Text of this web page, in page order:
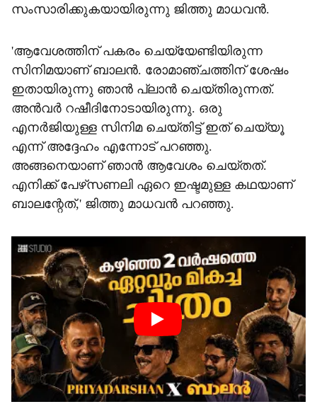
സംസാരിക്കുകയായിരുന്നു ജിത്തു മാധവൻ.
'ആവേശത്തിന് പകരം ചെയ്യേണ്ടിയിരുന്ന
സിനിമയാണ് ബാലൻ. രോമാഞ്ചത്തിന് ശേഷം
ഇതായിരുന്നു ഞാൻ പ്ലാൻ ചെയ്തിരുന്നത്.
അൻവർ റഷീദിനോടായിരുന്നു. ഒരു
എനർജിയുള്ള സിനിമ ചെയ്തിട്ട് ഇത് ചെയ്യൂ
എന്ന് അദ്ദേഹം എന്നോട് പറഞ്ഞു.
അങ്ങനെയാണ് ഞാൻ ആവേശം ചെയ്തത്.
എനിക്ക് പേഴ്‌സണലി ഏറെ ഇഷ്ടമുള്ള കഥയാണ്
ബാലന്റേത്,' ജിത്തു മാധവൻ പറഞ്ഞു.